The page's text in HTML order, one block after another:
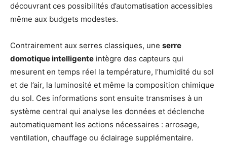
découvrant ces possibilités d’automatisation accessibles
même aux budgets modestes.
Contrairement aux serres classiques, une serre
domotique intelligente intègre des capteurs qui
mesurent en temps réel la température, l’humidité du sol
et de l’air, la luminosité et même la composition chimique
du sol. Ces informations sont ensuite transmises à un
système central qui analyse les données et déclenche
automatiquement les actions nécessaires : arrosage,
ventilation, chauffage ou éclairage supplémentaire.